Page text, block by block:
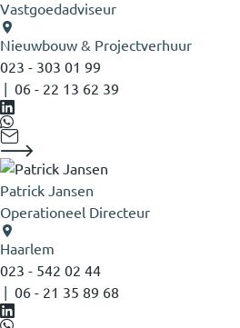
Vastgoedadviseur
Nieuwbouw & Projectverhuur
023 - 303 01 99
06 - 22 13 62 39
Patrick Jansen
Operationeel Directeur
Haarlem
023 - 542 02 44
06 - 21 35 89 68